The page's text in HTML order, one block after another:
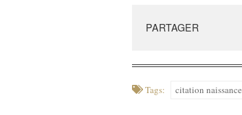
PARTAGER
Tags: citation naissance